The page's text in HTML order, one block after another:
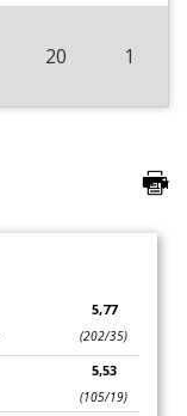
20 1
5,77
(202/35)
5,53
(105/19)